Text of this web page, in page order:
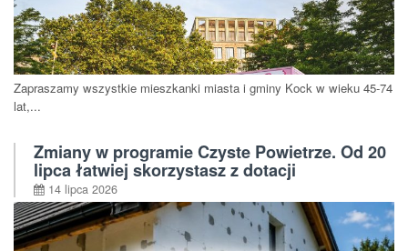
Zapraszamy wszystkie mieszkanki miasta i gminy Kock w wieku 45-74
lat,...
Zmiany w programie Czyste Powietrze. Od 20
lipca łatwiej skorzystasz z dotacji
14 lipca 2026